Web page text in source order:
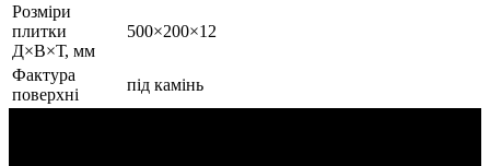
Розміри
плитки
Д×В×Т, мм
500×200×12
Фактура
поверхні
під камінь